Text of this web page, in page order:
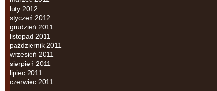
luty 2012
styczeń 2012
grudzień 2011
listopad 2011
październik 2011
wrzesień 2011
sierpień 2011
lipiec 2011
czerwiec 2011